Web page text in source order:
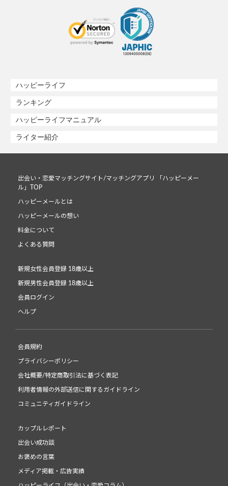
ハッピーライフ
ランキング
ハッピーライフマニュアル
ライター紹介
出会い・恋愛マッチングサイト/マッチングアプリ 「ハッピーメー
ル」TOP
ハッピーメールとは
ハッピーメールの想い
料金について
よくある質問
新規女性会員登録 18歳以上
新規男性会員登録 18歳以上
会員ログイン
ヘルプ
会員規約
プライバシーポリシー
会社概要/特定商取引法に基づく表記
利用者情報の外部送信に関するガイドライン
コミュニティガイドライン
カップルレポート
出会い成功談
お褒めの言葉
メディア掲載・広告実績